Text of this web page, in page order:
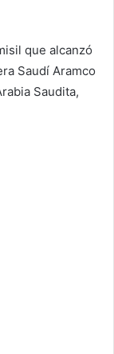
que alcanzó
Saudí Aramco
Saudita,